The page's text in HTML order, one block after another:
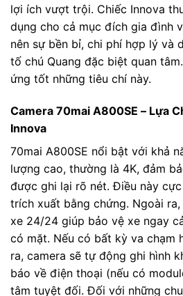
lợi ích vượt trội. Chiếc Innova
dụng cho cả mục đích gia đình
nên sự bền bỉ, chi phí hợp lý và
tố chú Quang đặc biệt quan
ứng tốt những tiêu chí này.
Camera 70mai A800SE – Lựa
Innova
70mai A800SE nổi bật với khả
lượng cao, thường là 4K, đảm
được ghi lại rõ nét. Điều này
trích xuất bằng chứng. Ngoài
xe 24/24 giúp bảo vệ xe ngay
có mặt. Nếu có bất kỳ va chạm
ra, camera sẽ tự động ghi hình
báo về điện thoại (nếu có
tâm tuyệt đối. Đối với những